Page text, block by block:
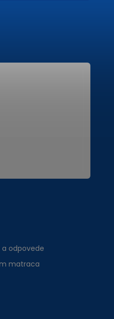
a odpovede
matraca